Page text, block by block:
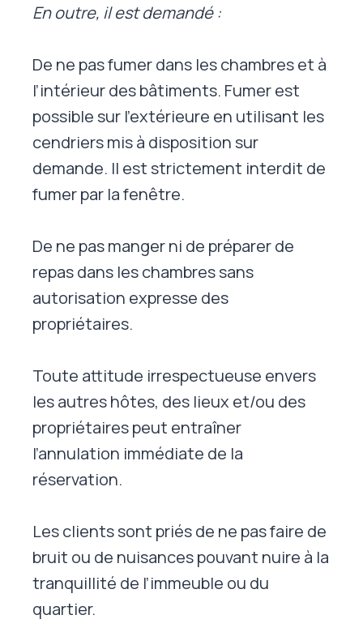
En outre, il est demandé :
De ne pas fumer dans les chambres et à
l’intérieur des bâtiments. Fumer est
possible sur l’extérieure en utilisant les
cendriers mis à disposition sur
demande. Il est strictement interdit de
fumer par la fenêtre.
De ne pas manger ni de préparer de
repas dans les chambres sans
autorisation expresse des
propriétaires.
Toute attitude irrespectueuse envers
les autres hôtes, des lieux et/ou des
propriétaires peut entraîner
l’annulation immédiate de la
réservation.
Les clients sont priés de ne pas faire de
bruit ou de nuisances pouvant nuire à la
tranquillité de l’immeuble ou du
quartier.